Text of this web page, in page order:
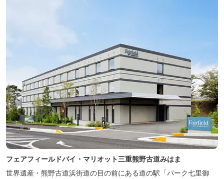
フェアフィールドバイ・マリオット三重熊野古道みはま
世界遺産・熊野古道浜街道の目の前にある道の駅「パーク七里御